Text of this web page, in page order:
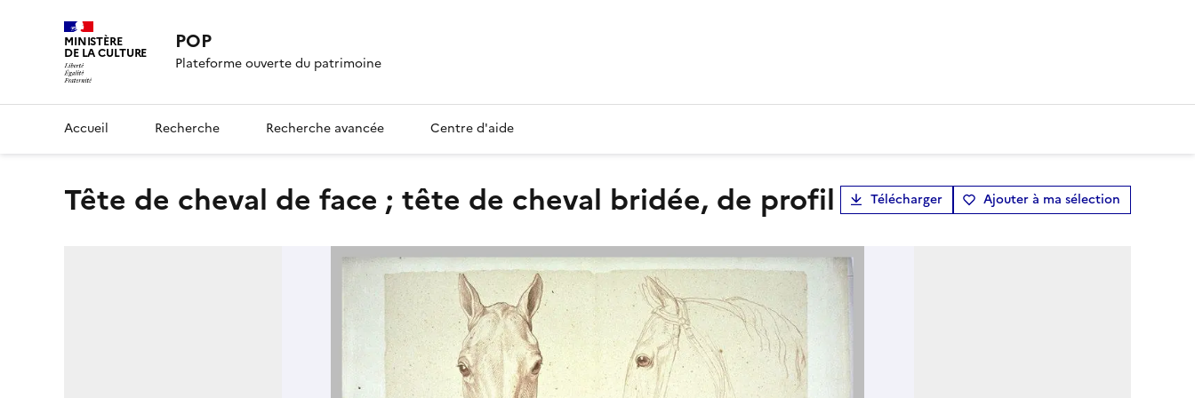
MINISTÈRE
DE LA CULTURE POP
Plateforme ouverte du patrimoine
Accueil Recherche Recherche avancée Centre d'aide
Tête de cheval de face ; tête de cheval bridée, de profil Télécharger Ajouter à ma sélection